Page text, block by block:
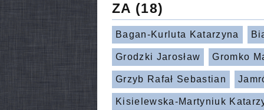
ZA (18)
Bagan-Kurluta Katarzyna
Grodzki Jarosław Gromko
Grzyb Rafał Sebastian
Kisielewska-Martyniuk